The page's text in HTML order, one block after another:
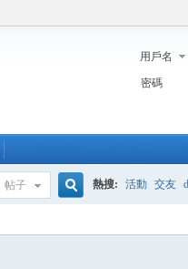
用戶名
密碼
帖子 熱搜: 活動 交友